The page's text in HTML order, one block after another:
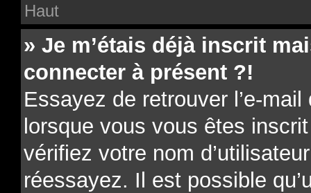
Haut
» Je m’étais déjà inscrit
connecter à présent ?!
Essayez de retrouver l’e-
lorsque vous vous êtes
vérifiez votre nom
réessayez. Il est possible